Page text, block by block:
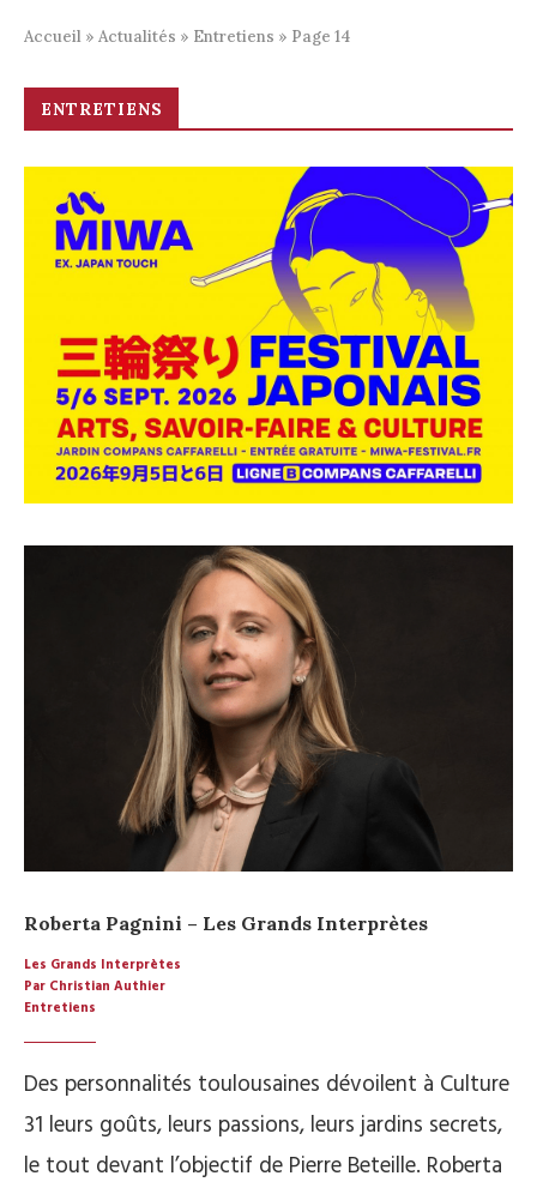
Accueil » Actualités » Entretiens » Page 14
ENTRETIENS
Roberta Pagnini – Les Grands Interprètes
Les Grands Interprètes
Par Christian Authier
Entretiens
Des personnalités toulousaines dévoilent à Culture
31 leurs goûts, leurs passions, leurs jardins secrets,
le tout devant l’objectif de Pierre Beteille. Roberta